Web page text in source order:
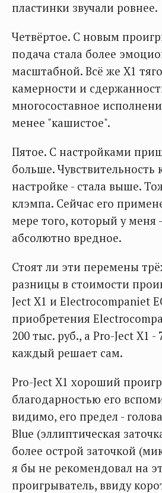
пластинки звучали ровнее.
Четвёртое. С новым
подача стала более
масштабной. Всё же X1
камерности и
многосоставное
менее "кашистое".
Пятое. С настройками
больше. Чувствительность
настройке - стала выше.
клэмпа. Сейчас его
мере того, который у меня
абсолютно вредное.
Стоят ли эти перемены
разницы в стоимости
Ject X1 и Electrocompaniet
приобретения
200 тыс. руб., а Pro-Ject X1 -
каждый решает сам.
Pro-Ject X1 хороший
благодарностью его
видимо, его предел -
Blue (эллиптическая
более острой заточкой
я бы не рекомендовал на
проигрыватель, ввиду